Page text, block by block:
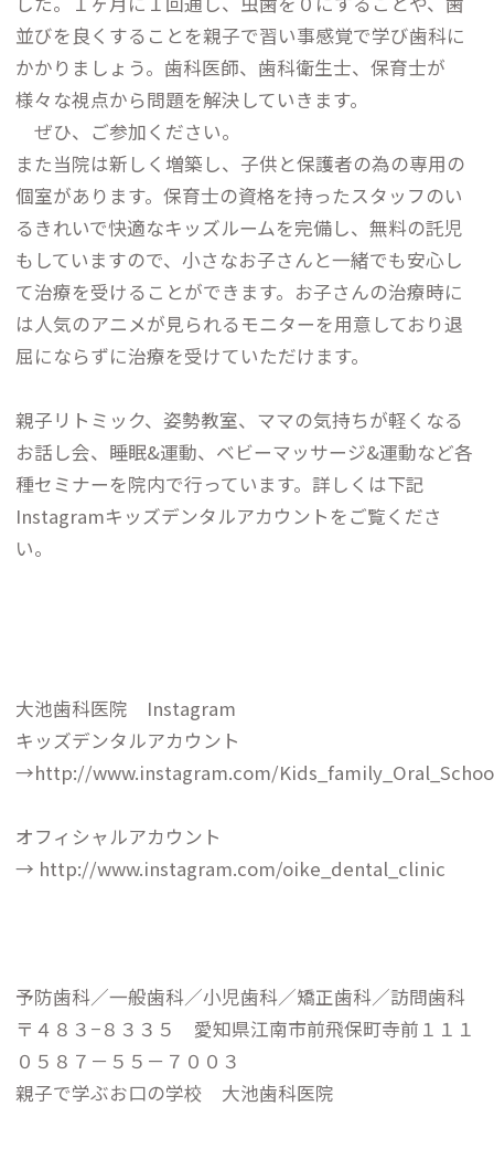
並びを良くすることを親子で習い事感覚で学び歯科に
かかりましょう。歯科医師、歯科衛生士、保育士が
様々な視点から問題を解決していきます。
ぜひ、ご参加ください。
また当院は新しく増築し、子供と保護者の為の専用の
個室があります。保育士の資格を持ったスタッフのい
るきれいで快適なキッズルームを完備し、無料の託児
もしていますので、小さなお子さんと一緒でも安心し
て治療を受けることができます。お子さんの治療時に
は人気のアニメが見られるモニターを用意しており退
屈にならずに治療を受けていただけます。
親子リトミック、姿勢教室、ママの気持ちが軽くなる
お話し会、睡眠&運動、ベビーマッサージ&運動など各
種セミナーを院内で行っています。詳しくは下記
Instagramキッズデンタルアカウントをご覧くださ
い。
大池歯科医院 Instagram
キッズデンタルアカウント
→http://www.instagram.com/
オフィシャルアカウント
→ http://www.instagram.com/oike_dental_clinic
予防歯科／一般歯科／小児歯科／矯正歯科／訪問歯科
〒４８３−８３３５ 愛知県江南市前飛保町寺前１１１
０５８７－５５－７００３
親子で学ぶお口の学校 大池歯科医院